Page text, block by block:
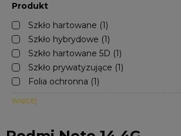
Produkt
Szkło hartowane (1)
Szkło hybrydowe (1)
Szkło hartowane 5D (1)
Szkło prywatyzujące (1)
Folia ochronna (1)
więcej